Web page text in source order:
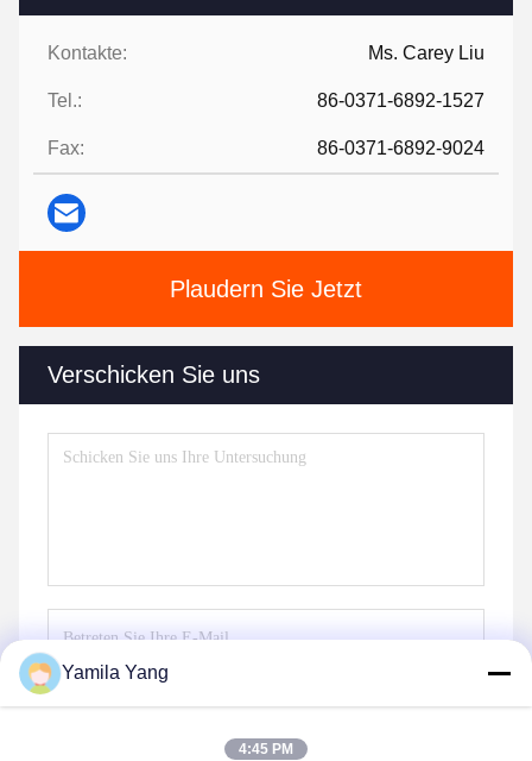
Kontakte: Ms. Carey Liu
Tel.: 86-0371-6892-1527
Fax: 86-0371-6892-9024
Plaudern Sie Jetzt
Verschicken Sie uns
Senden Sie
Yamila Yang
4:45 PM